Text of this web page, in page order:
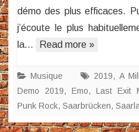
démo des plus efficaces.
j’écoute le plus
la…
Read more »
Musique 2019, A
Demo 2019, Emo, Last Exit
Punk Rock, Saarbrücken,